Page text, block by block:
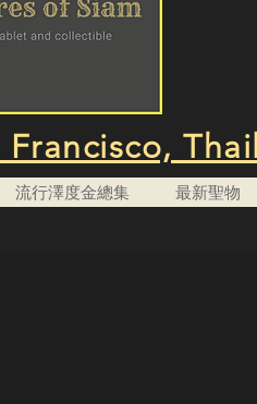
流行澤度金總集 最新聖物